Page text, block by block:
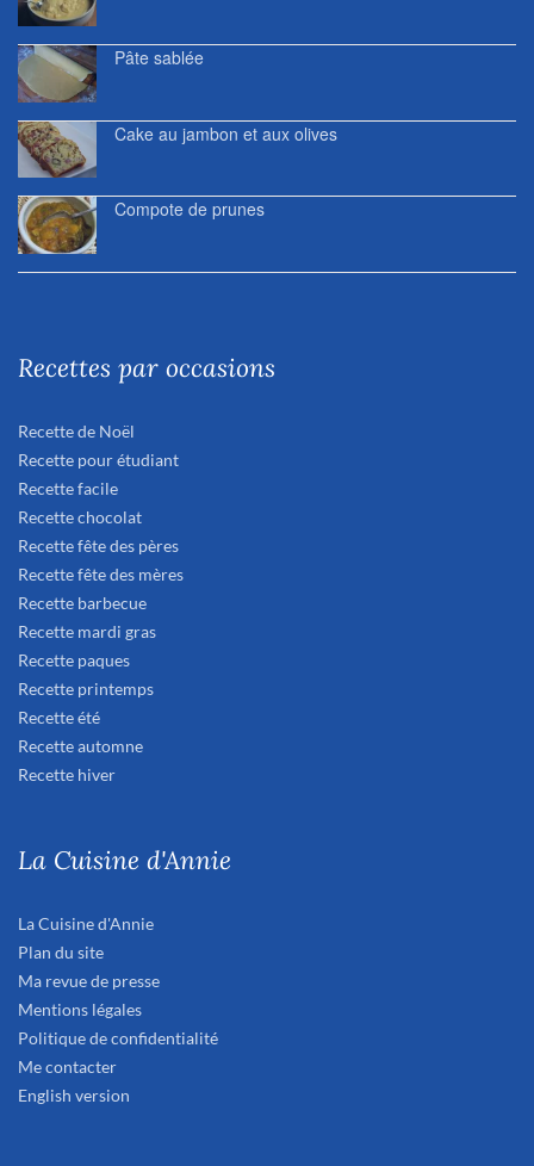
Pâte sablée
Cake au jambon et aux olives
Compote de prunes
Recettes par occasions
Recette de Noël
Recette pour étudiant
Recette facile
Recette chocolat
Recette fête des pères
Recette fête des mères
Recette barbecue
Recette mardi gras
Recette paques
Recette printemps
Recette été
Recette automne
Recette hiver
La Cuisine d'Annie
La Cuisine d'Annie
Plan du site
Ma revue de presse
Mentions légales
Politique de confidentialité
Me contacter
English version